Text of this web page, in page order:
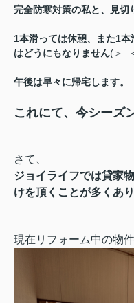
完全防寒対策の私と、見切
1本滑っては休憩、また1本
はどうにもなりません(＞_
午後は早々に帰宅します。
これにて、今シーズ
さて、
ジョイライフでは貸家
けを頂くことが多くあり
現在リフォーム中の物件